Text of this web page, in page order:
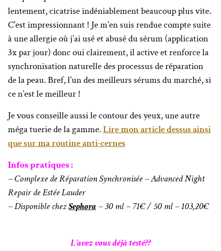
lentement, cicatrise indéniablement beaucoup plus vite.
C’est impressionnant ! Je m’en suis rendue compte suite
à une allergie où j’ai usé et abusé du sérum (application
3x par jour) donc oui clairement, il active et renforce la
synchronisation naturelle des processus de réparation
de la peau. Bref, l’un des meilleurs sérums du marché, si
ce n’est le meilleur !
Je vous conseille aussi le contour des yeux, une autre
méga tuerie de la gamme.Lire mon article dessus ainsi
que sur ma routine anti-cernes
Infos pratiques :
– Complexe de Réparation Synchronisée – Advanced Night
Repair de Estée Lauder
– Disponible chezSephora – 30 ml – 71€ / 50 ml – 103,20€
L’avez vous déjà testé??